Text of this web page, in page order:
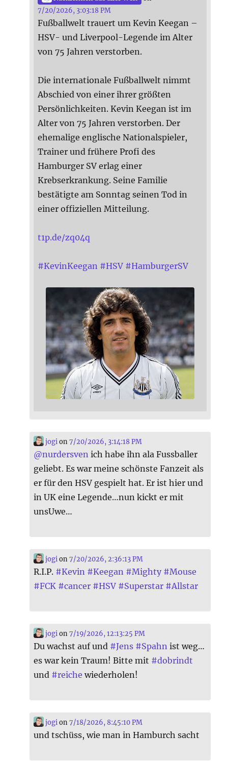
7/20/2026, 3:03:18 PM
Fußballwelt trauert um Kevin Keegan –
HSV- und Liverpool-Legende im Alter
von 75 Jahren verstorben.
Die internationale Fußballwelt nimmt
Abschied von einer ihrer größten
Persönlichkeiten. Kevin Keegan ist im
Alter von 75 Jahren verstorben. Der
ehemalige englische Nationalspieler,
Trainer und frühere Profi des
Hamburger SV erlag einer
Krebserkrankung. Seine Familie
bestätigte am Sonntag seinen Tod in
einer offiziellen Mitteilung.
t1p.de/zq04q
#KevinKeegan #HSV #HamburgerSV
jogi on7/20/2026, 3:14:18 PM
@nurdersven ich habe ihn ala Fussballer
geliebt. Es war meine schönste Fanzeit als
er für den HSV gespielt hat. Er ist hier und
in UK eine Legende…nun kickt er mit
unsUwe…
jogi on7/20/2026, 2:36:13 PM
R.I.P. #Kevin #Keegan #Mighty #Mouse
#FCK #cancer #HSV #Superstar #Allstar
jogi on7/19/2026, 12:13:25 PM
Du wachst auf und #Jens #Spahn ist weg…
es war kein Traum! Bitte mit #dobrindt
und #reiche wiederholen!
jogi on7/18/2026, 8:45:10 PM
und tschüss, wie man in Hamburch sacht